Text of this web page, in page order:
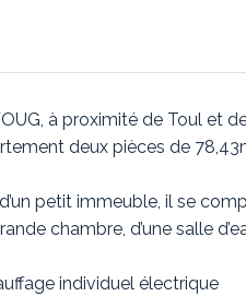
à proximité de Toul et
deux pièces de
petit immeuble, il se
chambre, d’une salle
individuel électrique